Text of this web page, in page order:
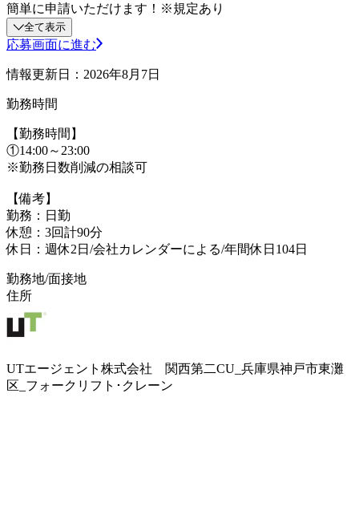
簡単に申請いただけます！※規定あり
全て表示
応募画面に進む
情報更新日：2026年8月7日
勤務時間
【勤務時間】
①14:00～23:00
※勤務日数削減の相談可
【備考】
勤務：日勤
休憩：3回計90分
休日：週休2日/会社カレンダーによる/年間休日104日
勤務地/面接地
住所
UTエージェント株式会社 関西第二CU_兵庫県神戸市東灘
区_フォークリフト･クレーン